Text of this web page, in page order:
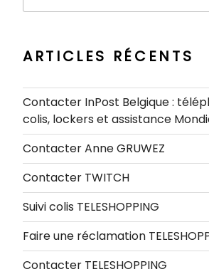
ARTICLES RÉCENTS
Contacter InPost Belgique :
colis, lockers et assistance
Contacter Anne GRUWEZ
Contacter TWITCH
Suivi colis TELESHOPPING
Faire une réclamation
Contacter TELESHOPPING